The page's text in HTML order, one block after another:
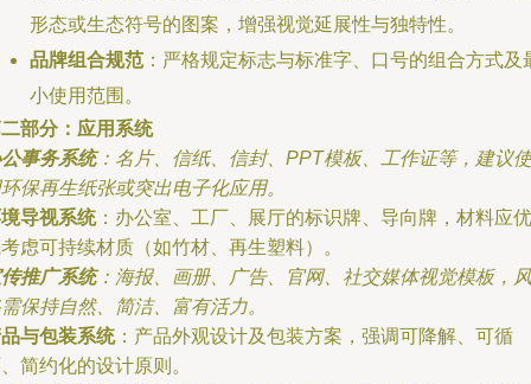
形态或生态符号的图案，增强视觉延展性与独特性。
品牌组合规范：严格规定标志与标准字、口号的组合方式及
小使用范围。
部分：应用系统
事务系统：名片、信纸、信封、PPT模板、工作证等，建议使
保再生纸张或突出电子化应用。
导视系统：办公室、工厂、展厅的标识牌、导向牌，材料应优
虑可持续材质（如竹材、再生塑料）。
推广系统：海报、画册、广告、官网、社交媒体视觉模板，风
保持自然、简洁、富有活力。
与包装系统：产品外观设计及包装方案，强调可降解、可循
简约化的设计原则。